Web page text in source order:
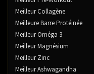
Meilleur Collagène
Meilleure Barre Protéinée
Meilleur Oméga 3
Meilleur Magnésium
Meilleur Zinc
Meilleur Ashwagandha